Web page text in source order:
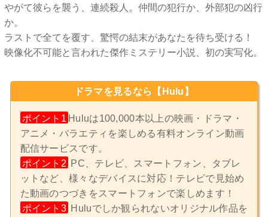
やがて彼らを襲う、連続殺人。仲間の犯行か、外部犯の凶行
か。
ラストで全てを覆す、驚愕の結末があなたを待ち受ける！
映像化不可能と言われた傑作ミステリー小説、初の実写化。
ドラマを見るなら【Hulu】
ポイント1 Huluは100,000本以上の映画・ドラマ・
アニメ・バラエティを楽しめる有料オンライン動画
配信サービスです。
ポイント2 PC、テレビ、スマートフォン、タブレ
ットなど、様々なデバイスに対応！テレビで見始め
た動画のつづきをスマートフォンで楽しめます！
ポイント3 Huluでしか観られないオリジナル作品を